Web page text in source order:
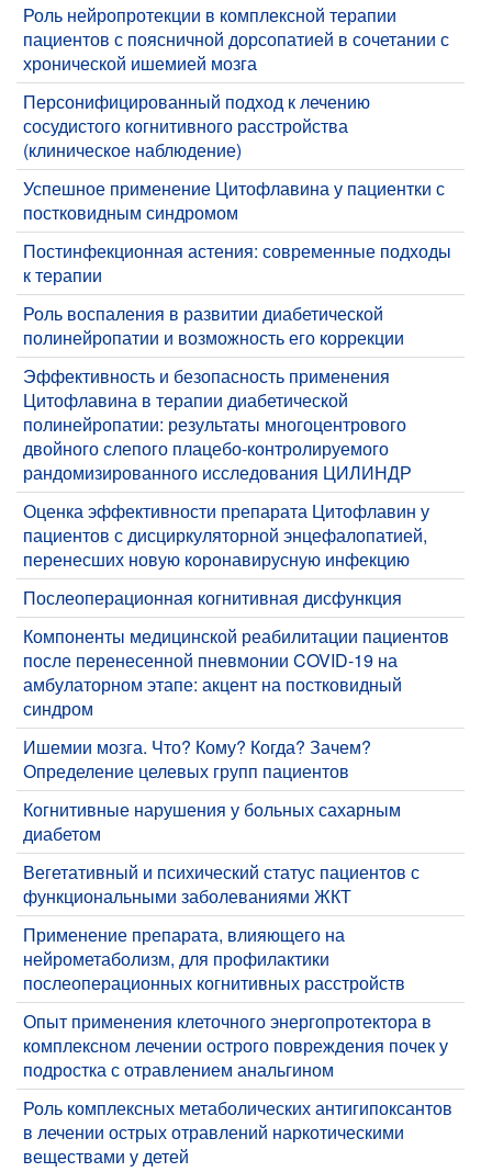
Роль нейропротекции в комплексной терапии
пациентов с поясничной дорсопатией в сочетании с
хронической ишемией мозга
Персонифицированный подход к лечению
сосудистого когнитивного расстройства
(клиническое наблюдение)
​Успешное применение Цитофлавина у пациентки с
постковидным синдромом
Постинфекционная астения: современные подходы
к терапии
​Роль воспаления в развитии диабетической
полинейропатии и возможность его коррекции
​Эффективность и безопасность применения
Цитофлавина в терапии диабетической
полинейропатии: результаты многоцентрового
двойного слепого плацебо-контролируемого
рандомизированного исследования ЦИЛИНДР
​Оценка эффективности препарата Цитофлавин у
пациентов с дисциркуляторной энцефалопатией,
перенесших новую коронавирусную инфекцию
​Послеоперационная когнитивная дисфункция
Компоненты медицинской реабилитации пациентов
после перенесенной пневмонии COVID-19 на
амбулаторном этапе: акцент на постковидный
синдром
​Ишемии мозга. Что? Кому? Когда? Зачем?
Определение целевых групп пациентов
​Когнитивные нарушения у больных сахарным
диабетом
​Вегетативный и психический статус пациентов с
функциональными заболеваниями ЖКТ
​Применение препарата, влияющего на
нейрометаболизм, для профилактики
послеоперационных когнитивных расстройств
Опыт применения клеточного энергопротектора в
комплексном лечении острого повреждения почек у
подростка с отравлением анальгином
Роль комплексных метаболических антигипоксантов
в лечении острых отравлений наркотическими
веществами у детей